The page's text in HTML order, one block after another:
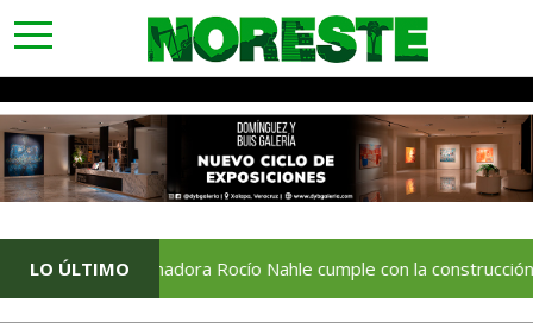
toggle
navigation
LO ÚLTIMO
Gobernadora Rocío Nahle cumple con la construcción del